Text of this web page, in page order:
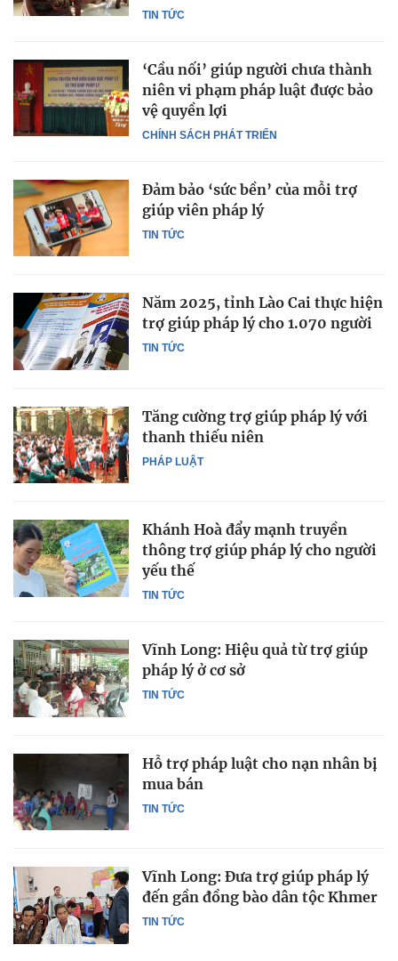
TIN TỨC
CHÍNH SÁCH PHÁT TRIỂN
‘Cầu nối’ giúp người chưa thành
niên vi phạm pháp luật được bảo
vệ quyền lợi
TIN TỨC
Đảm bảo ‘sức bền’ của mỗi trợ
giúp viên pháp lý
TIN TỨC
Năm 2025, tỉnh Lào Cai thực hiện
trợ giúp pháp lý cho 1.070 người
PHÁP LUẬT
Tăng cường trợ giúp pháp lý với
thanh thiếu niên
TIN TỨC
Khánh Hoà đẩy mạnh truyền
thông trợ giúp pháp lý cho người
yếu thế
TIN TỨC
Vĩnh Long: Hiệu quả từ trợ giúp
pháp lý ở cơ sở
TIN TỨC
Hỗ trợ pháp luật cho nạn nhân bị
mua bán
TIN TỨC
Vĩnh Long: Đưa trợ giúp pháp lý
đến gần đồng bào dân tộc Khmer